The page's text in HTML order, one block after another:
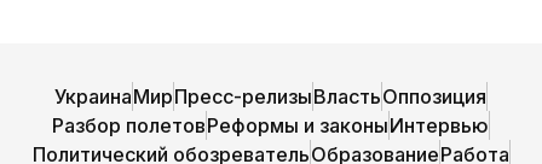
УкраинаМирПресс-релизыВластьОппозиция
Разбор полетовРеформы и законыИнтервью
Политический обозревательОбразованиеРабота